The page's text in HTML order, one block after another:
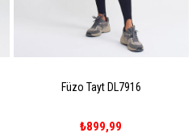
Füzo Tayt DL7916